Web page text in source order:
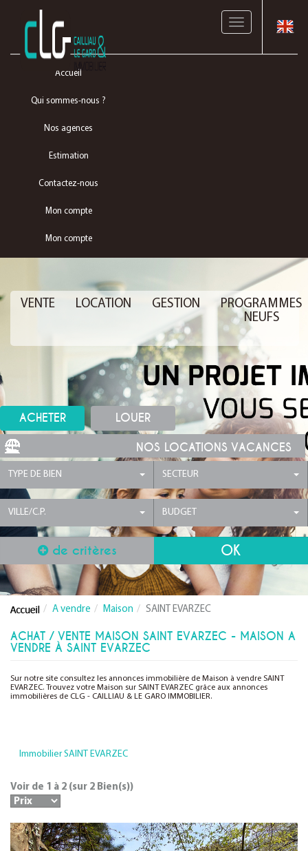
Toggle
Accueil
Qui sommes-nous ?
Nos agences
Estimation
Contactez-nous
Mon compte
Mon compte
VENTE LOCATION GESTION
PROGRAMMES
NEUFS
ACHETER LOUER
NOS LOCATIONS VACANCES
TYPE DE BIEN SECTEUR
VILLE/C.P. BUDGET
de critères
A vendre Maison SAINT EVARZEC
ACHAT / VENTE MAISON SAINT EVARZEC - MAISON A
VENDRE À SAINT EVARZEC
Sur notre site consultez les annonces immobilière de Maison à vendre SAINT
EVARZEC. Trouvez votre Maison sur SAINT EVARZEC grâce aux annonces
immobilières de CLG - CAILLIAU & LE GARO IMMOBILIER.
Immobilier SAINT EVARZEC
Voir de 1 à 2 (sur 2 Bien(s))